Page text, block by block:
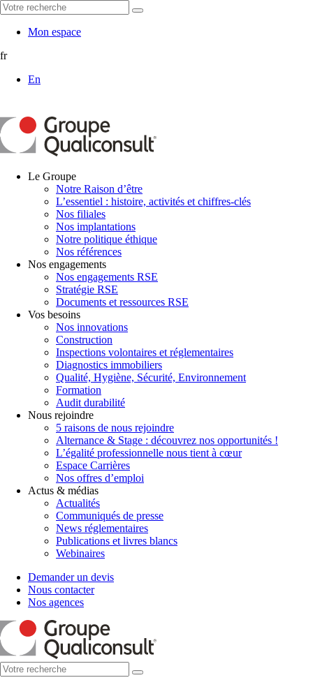
Mon espace
fr
En
Le Groupe
Notre Raison d’être
L’essentiel : histoire, activités et chiffres-clés
Nos filiales
Nos implantations
Notre politique éthique
Nos références
Nos engagements
Nos engagements RSE
Stratégie RSE
Documents et ressources RSE
Vos besoins
Nos innovations
Construction
Inspections volontaires et réglementaires
Diagnostics immobiliers
Qualité, Hygiène, Sécurité, Environnement
Formation
Audit durabilité
Nous rejoindre
5 raisons de nous rejoindre
Alternance & Stage : découvrez nos opportunités !
L’égalité professionnelle nous tient à cœur
Espace Carrières
Nos offres d’emploi
Actus & médias
Actualités
Communiqués de presse
News réglementaires
Publications et livres blancs
Webinaires
Demander un devis
Nous contacter
Nos agences